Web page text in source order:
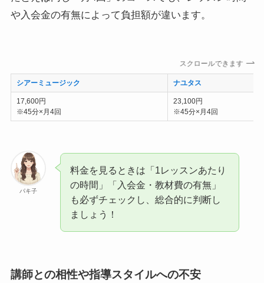
や入会金の有無によって負担額が違います。
スクロールできます
シアーミュージック ナユタス
17,600円
※45分×月4回
23,100円
※45分×月4回
パキ子
料金を見るときは「1レッスンあたり
の時間」「入会金・教材費の有無」
も必ずチェックし、総合的に判断し
ましょう！
講師との相性や指導スタイルへの不安